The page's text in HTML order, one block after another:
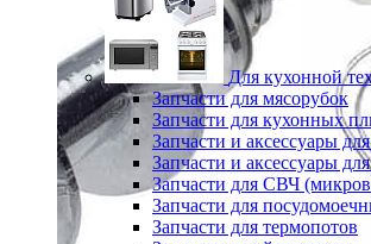
Для кухонной
Запчасти для мясорубок
Запчасти для кухонных
Запчасти и аксессуары
Запчасти и аксессуары
Запчасти для СВЧ
Запчасти для
Запчасти для термопотов